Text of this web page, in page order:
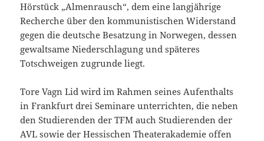
Hörstück „Almenrausch“, dem eine langjährige
Recherche über den kommunistischen Widerstand
gegen die deutsche Besatzung in Norwegen, dessen
gewaltsame Niederschlagung und späteres
Totschweigen zugrunde liegt.
Tore Vagn Lid wird im Rahmen seines Aufenthalts
in Frankfurt drei Seminare unterrichten, die neben
den Studierenden der TFM auch Studierenden der
AVL sowie der Hessischen Theaterakademie offen